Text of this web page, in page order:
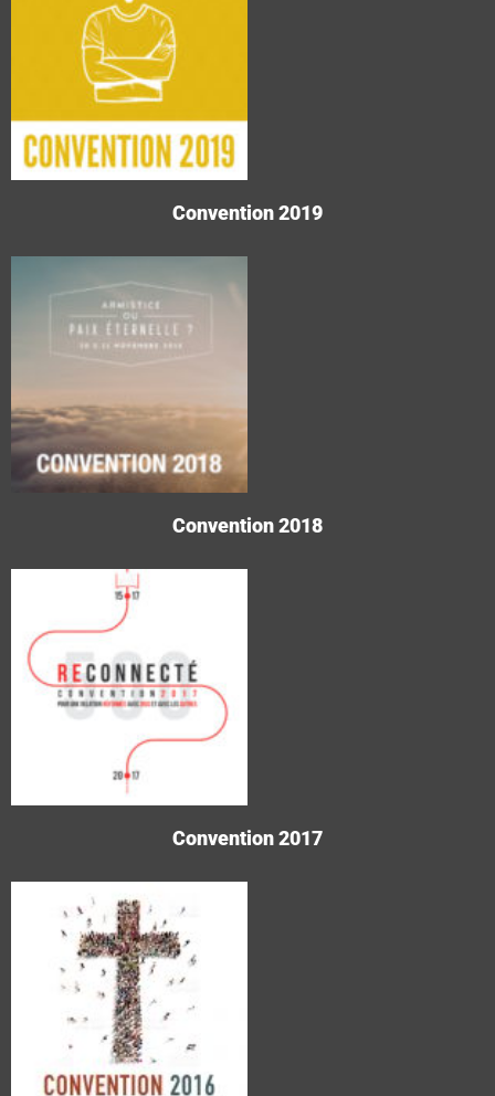
Convention 2019
Convention 2018
Convention 2017